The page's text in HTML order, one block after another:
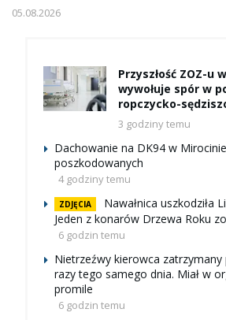
05.08.2026
Przyszłość ZOZ-u
wywołuje spór w
ropczycko-
3 godziny temu
Dachowanie na DK94 w
poszkodowanych
4 godziny temu
ZDJĘCIA
Nawałnica uszkodziła
Jeden z konarów Drzewa Roku
6 godzin temu
Nietrzeźwy kierowca zatrzymany
razy tego samego dnia. Miał w
promile
6 godzin temu